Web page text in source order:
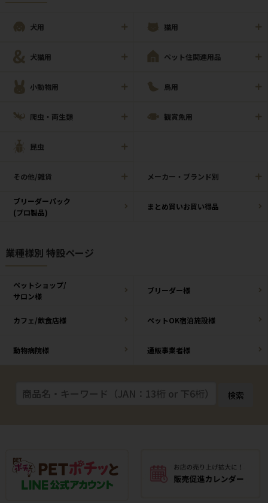
犬用 猫用
犬猫用 ペット住関連用品
小動物用 鳥用
爬虫・両生類 観賞魚用
昆虫
その他/雑貨 メーカー・ブランド別
ブリーダーパック
(プロ製品)
まとめ買いお買い得品
業種様別 特設ページ
ペットショップ/
サロン様
ブリーダー様
カフェ/飲食店様 ペットOK宿泊施設様
動物病院様 通販事業者様
検索